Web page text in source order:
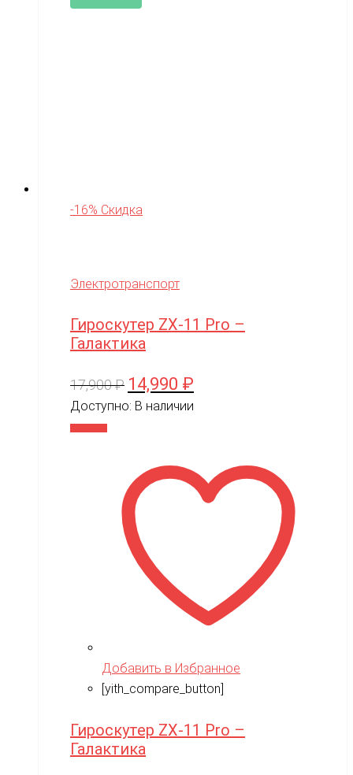
-16% Скидка
Электротранспорт
Гироскутер ZX-11 Pro –
Галактика
17,900₽ Первоначальная
цена
14,990 ₽
Доступно: В наличии
Добавить в Избранное
[yith_compare_button]
Гироскутер ZX-11 Pro –
Галактика